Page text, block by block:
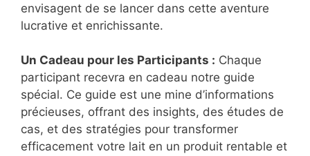
envisagent de se lancer dans cette aventure
lucrative et enrichissante.
Un Cadeau pour les Participants : Chaque
participant recevra en cadeau notre guide
spécial. Ce guide est une mine d’informations
précieuses, offrant des insights, des études de
cas, et des stratégies pour transformer
efficacement votre lait en un produit rentable et